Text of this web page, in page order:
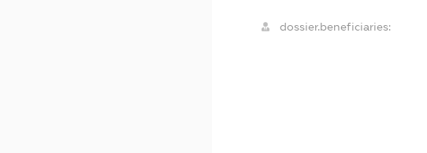
dossier.beneficiaries: